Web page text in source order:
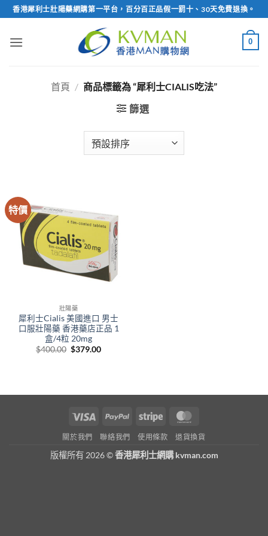
Skip
to
content
香港犀利士壯陽藥網購第一平台，百分百正品假一罰十、30天免費退換。
0
首頁 / 商品標籤為 “犀利士CIALIS吃法”
篩選
特價
壯陽藥
犀利士Cialis 美國進口 男士
口服壯陽藥 香港藥店正品 1
盒/4粒 20mg
$400.00 Original
$379.00Current
Visa PayPal Stripe
關於我們 聯絡我們 使用條款 退貨換貨
版權所有 2026 ©香港犀利士網購 kvman.com